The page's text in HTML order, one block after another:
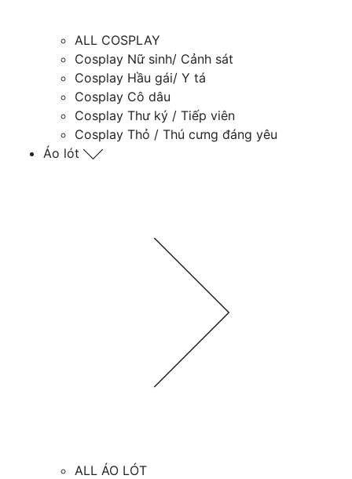
ALL COSPLAY
Cosplay Nữ sinh/ Cảnh sát
Cosplay Hầu gái/ Y tá
Cosplay Cô dâu
Cosplay Thư ký / Tiếp viên
Cosplay Thỏ / Thú cưng đáng yêu
Áo lót
ALL ÁO LÓT